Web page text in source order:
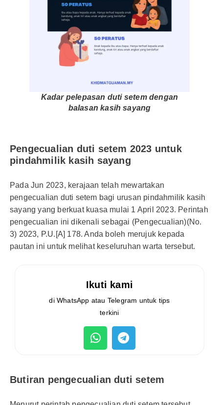
Kadar pelepasan duti setem dengan
balasan kasih sayang
Pengecualian duti setem 2023 untuk
pindahmilik kasih sayang
Pada Jun 2023, kerajaan telah mewartakan
pengecualian duti setem bagi urusan pindahmilik kasih
sayang yang berkuat kuasa mulai 1 April 2023. Perintah
pengecualian ini dikenali sebagai (Pengecualian)(No.
3) 2023, P.U.[A] 178. Anda boleh merujuk kepada
pautan ini untuk melihat keseluruhan warta tersebut.
Ikuti kami
di WhatsApp atau Telegram untuk tips
terkini
Butiran pengecualian duti setem